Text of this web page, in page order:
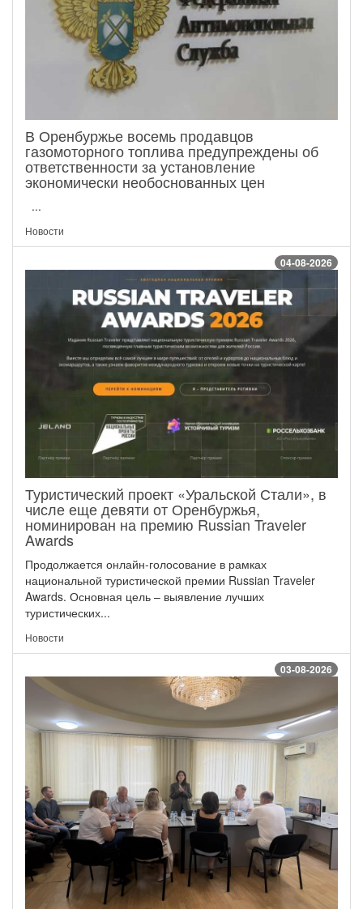
В Оренбуржье восемь продавцов
газомоторного топлива предупреждены об
ответственности за установление
экономически необоснованных цен
...
Новости
04-08-2026
Туристический проект «Уральской Стали», в
числе еще девяти от Оренбуржья,
номинирован на премию Russian Traveler
Awards
Продолжается онлайн-голосование в рамках
национальной туристической премии Russian Traveler
Awards. Основная цель – выявление лучших
туристических...
Новости
03-08-2026